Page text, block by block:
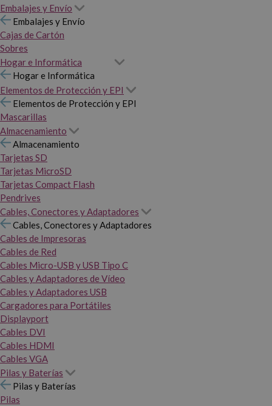
Embalajes y Envío
Embalajes y Envío
Cajas de Cartón
Sobres
Hogar e Informática
Hogar e Informática
Elementos de Protección y EPI
Elementos de Protección y EPI
Mascarillas
Almacenamiento
Almacenamiento
Tarjetas SD
Tarjetas MicroSD
Tarjetas Compact Flash
Pendrives
Cables, Conectores y Adaptadores
Cables, Conectores y Adaptadores
Cables de Impresoras
Cables de Red
Cables Micro-USB y USB Tipo C
Cables y Adaptadores de Vídeo
Cables y Adaptadores USB
Cargadores para Portátiles
Displayport
Cables DVI
Cables HDMI
Cables VGA
Pilas y Baterías
Pilas y Baterías
Pilas